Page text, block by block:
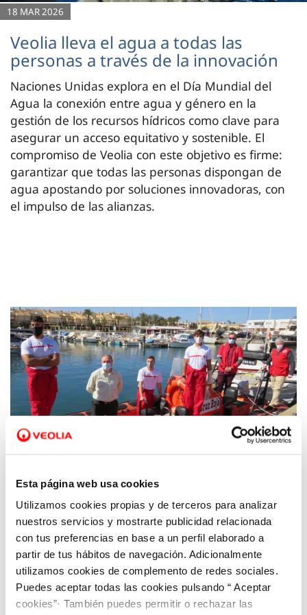
Esta página web usa cookies
Utilizamos cookies propias y de terceros para analizar
nuestros servicios y mostrarte publicidad relacionada
con tus preferencias en base a un perfil elaborado a
partir de tus hábitos de navegación. Adicionalmente
utilizamos cookies de complemento de redes sociales.
Puedes aceptar todas las cookies pulsando “ Aceptar
cookies”· También puedes permitir o rechazar las
18 MAR 2026
Veolia lleva el agua a todas las
personas a través de la innovación
Naciones Unidas explora en el Día Mundial del
Agua la conexión entre agua y género en la
gestión de los recursos hídricos como clave para
asegurar un acceso equitativo y sostenible. El
compromiso de Veolia con este objetivo es firme:
garantizar que todas las personas dispongan de
agua apostando por soluciones innovadoras, con
el impulso de las alianzas.
17 FEB 2021
Hidrogea dota de saneamiento a la estación
de salvamento marítimo de Cruz Roja en
Cabo de Palos